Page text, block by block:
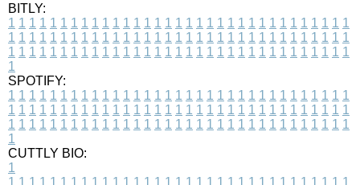
BITLY:
1 1 1 1 1 1 1 1 1 1 1 1 1 1 1 1 1 1 1 1 1 1 1 1 1 1 1 1 1 1 1 1 1
1 1 1 1 1 1 1 1 1 1 1 1 1 1 1 1 1 1 1 1 1 1 1 1 1 1 1 1 1 1 1 1 1
1 1 1 1 1 1 1 1 1 1 1 1 1 1 1 1 1 1 1 1 1 1 1 1 1 1 1 1 1 1 1 1 1
1
SPOTIFY:
1 1 1 1 1 1 1 1 1 1 1 1 1 1 1 1 1 1 1 1 1 1 1 1 1 1 1 1 1 1 1 1 1
1 1 1 1 1 1 1 1 1 1 1 1 1 1 1 1 1 1 1 1 1 1 1 1 1 1 1 1 1 1 1 1 1
1 1 1 1 1 1 1 1 1 1 1 1 1 1 1 1 1 1 1 1 1 1 1 1 1 1 1 1 1 1 1 1 1
1
CUTTLY BIO:
1
1 1 1 1 1 1 1 1 1 1 1 1 1 1 1 1 1 1 1 1 1 1 1 1 1 1 1 1 1 1 1 1 1